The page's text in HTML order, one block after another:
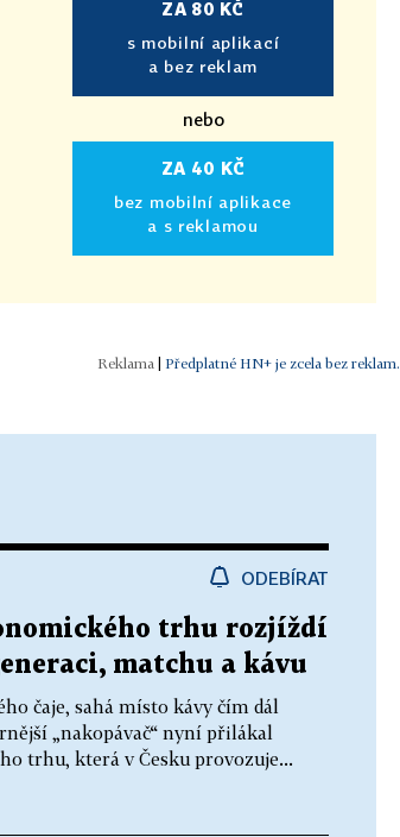
ZA 80 KČ
s mobilní aplikací
a bez reklam
nebo
ZA 40 KČ
bez mobilní aplikace
a s reklamou
Předplatné HN+ je zcela bez reklam.
ODEBÍRAT
trhu rozjíždí
matchu a kávu
čaje, sahá místo kávy čím dál
„nakopávač“ nyní přilákal
trhu, která v Česku provozuje...